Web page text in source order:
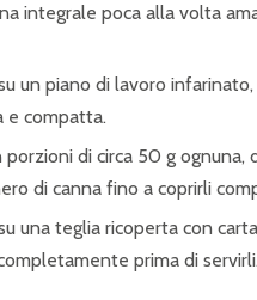
integrale poca alla volta
un piano di lavoro
e compatta.
porzioni di circa 50 g
di canna fino a coprirli
una teglia ricoperta con
prima di